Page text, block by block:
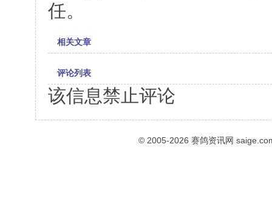
任。
相关文章
评论列表
该信息禁止评论
© 2005-2026 赛鸽资讯网